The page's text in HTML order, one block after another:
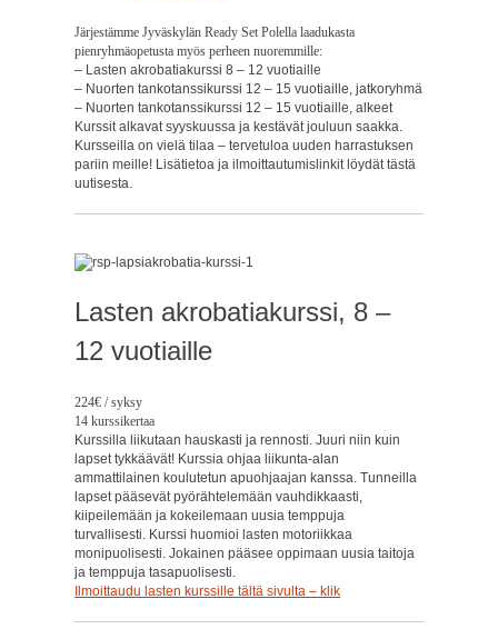
Järjestämme Jyväskylän Ready Set Polella laadukasta
pienryhmäopetusta myös perheen nuoremmille:
– Lasten akrobatiakurssi 8 – 12 vuotiaille
– Nuorten tankotanssikurssi 12 – 15 vuotiaille, jatkoryhmä
– Nuorten tankotanssikurssi 12 – 15 vuotiaille, alkeet
Kurssit alkavat syyskuussa ja kestävät jouluun saakka.
Kursseilla on vielä tilaa – tervetuloa uuden harrastuksen
pariin meille! Lisätietoa ja ilmoittautumislinkit löydät tästä
uutisesta.
Lasten akrobatiakurssi, 8 –
12 vuotiaille
224€/ syksy
14 kurssikertaa
Kurssilla liikutaan hauskasti ja rennosti. Juuri niin kuin
lapset tykkäävät! Kurssia ohjaa liikunta-alan
ammattilainen koulutetun apuohjaajan kanssa. Tunneilla
lapset pääsevät pyörähtelemään vauhdikkaasti,
kiipeilemään ja kokeilemaan uusia temppuja
turvallisesti. Kurssi huomioi lasten motoriikkaa
monipuolisesti. Jokainen pääsee oppimaan uusia taitoja
ja temppuja tasapuolisesti.
Ilmoittaudu lasten kurssille tältä sivulta – klik